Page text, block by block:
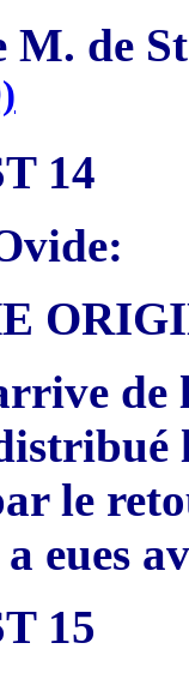
de
14
le
eues
15